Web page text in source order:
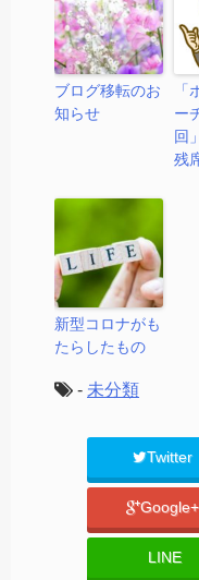
ブログ移転のお
知らせ
ー
回
残
新型コロナがも
たらしたもの
- 未分類
Twitter
Google+
LINE